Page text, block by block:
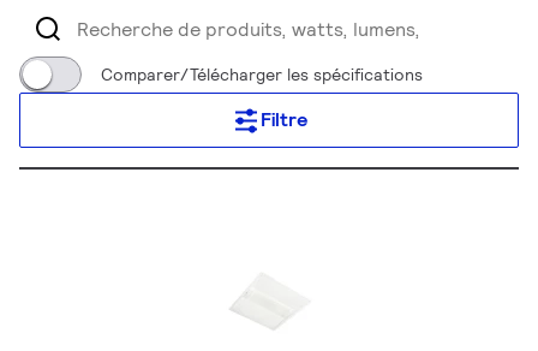
Comparer/Télécharger les spécifications
Filtre